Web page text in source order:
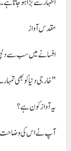
مقدس آواز
افسانے میں سب سے
"خارجی دنیا کو بھی
یہ آواز کون ہے؟
آپ نے اس کی وضاحت